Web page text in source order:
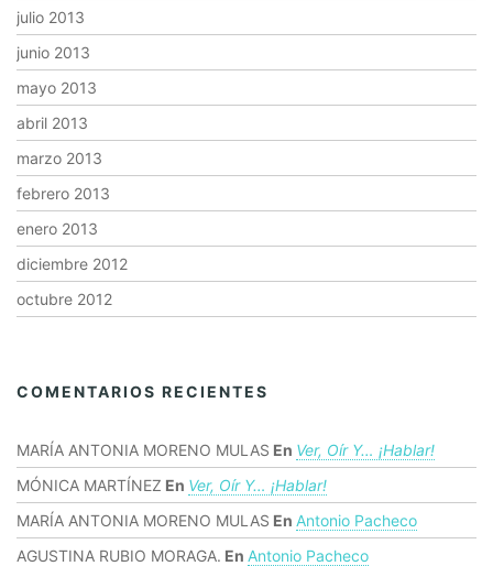
julio 2013
junio 2013
mayo 2013
abril 2013
marzo 2013
febrero 2013
enero 2013
diciembre 2012
octubre 2012
COMENTARIOS RECIENTES
MARÍA ANTONIA MORENO MULAS En Ver, Oír Y… ¡hablar!
MÓNICA MARTÍNEZ En Ver, Oír Y… ¡hablar!
MARÍA ANTONIA MORENO MULAS En Antonio Pacheco
AGUSTINA RUBIO MORAGA. En Antonio Pacheco